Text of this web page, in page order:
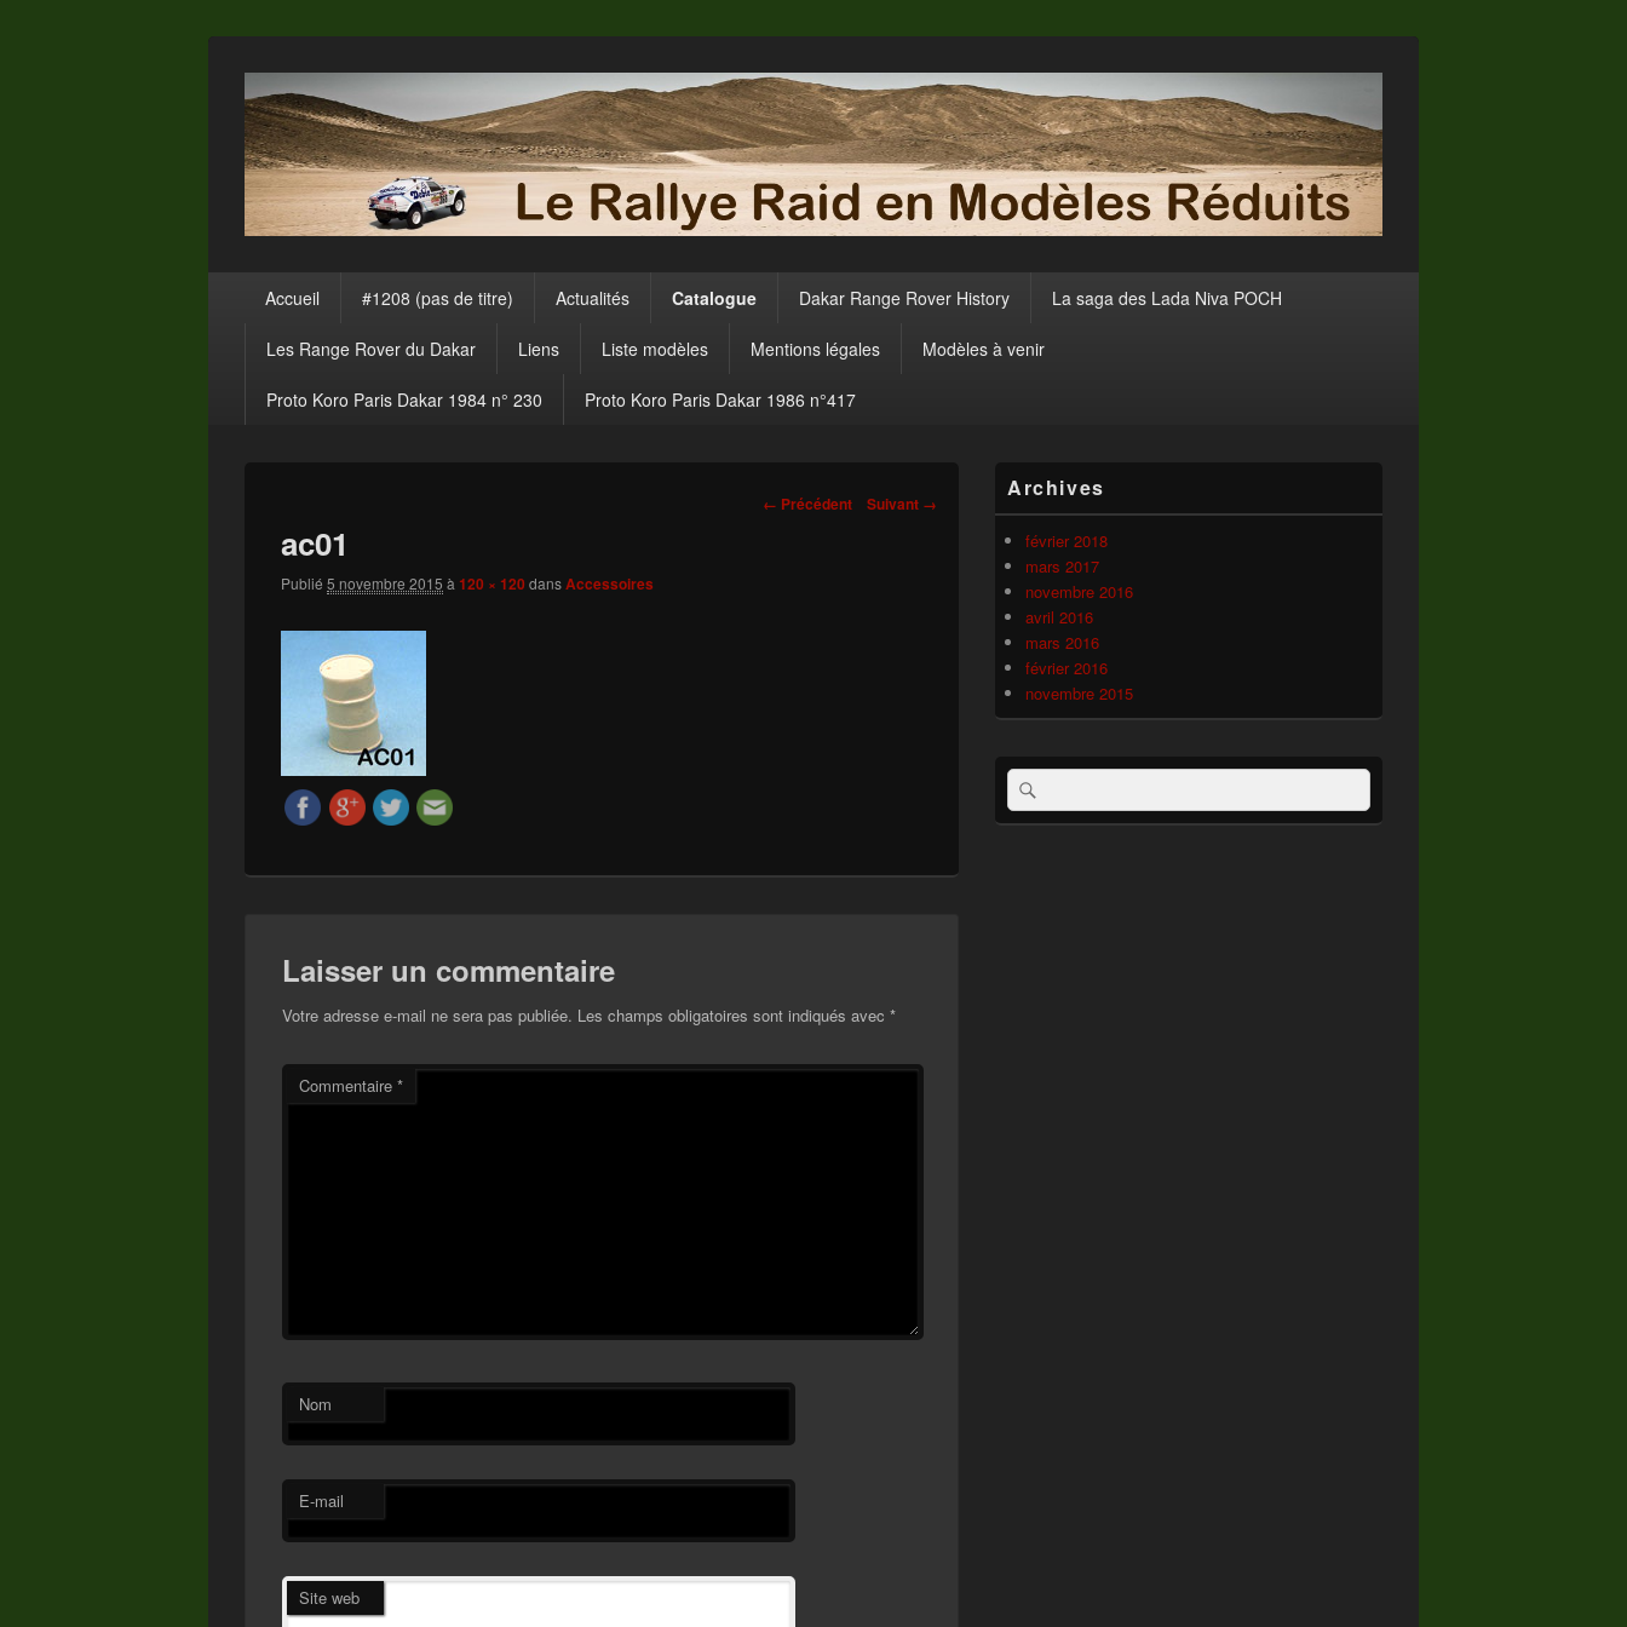
principalAccueil #1208 (pas de titre) Actualités Catalogue Dakar Range Rover History La saga des Lada Niva POCH
Les Range Rover du Dakar Liens Liste modèles Mentions légales Modèles à venir
Proto Koro Paris Dakar 1984 n° 230 Proto Koro Paris Dakar 1986 n°417
Navigation
← Précédent Suivant →
ac01
Publié 5 novembre 2015 à 120 × 120dansAccessoires
Laisser un commentaire
Votre adresse e-mail ne sera pas publiée. Les champs obligatoires sont indiqués avec *
Commentaire *
Nom
E-mail
Site web
principale
de
widget
pour
barre
latérale
Archives
février 2018
mars 2017
novembre 2016
avril 2016
mars 2016
février 2016
novembre 2015
Recherche :